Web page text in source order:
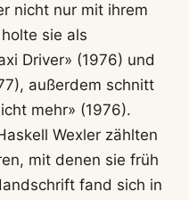
nicht nur mit ihrem
holte sie als
Driver» (1976) und
außerdem schnitt
mehr» (1976).
Wexler zählten
mit denen sie früh
fand sich in